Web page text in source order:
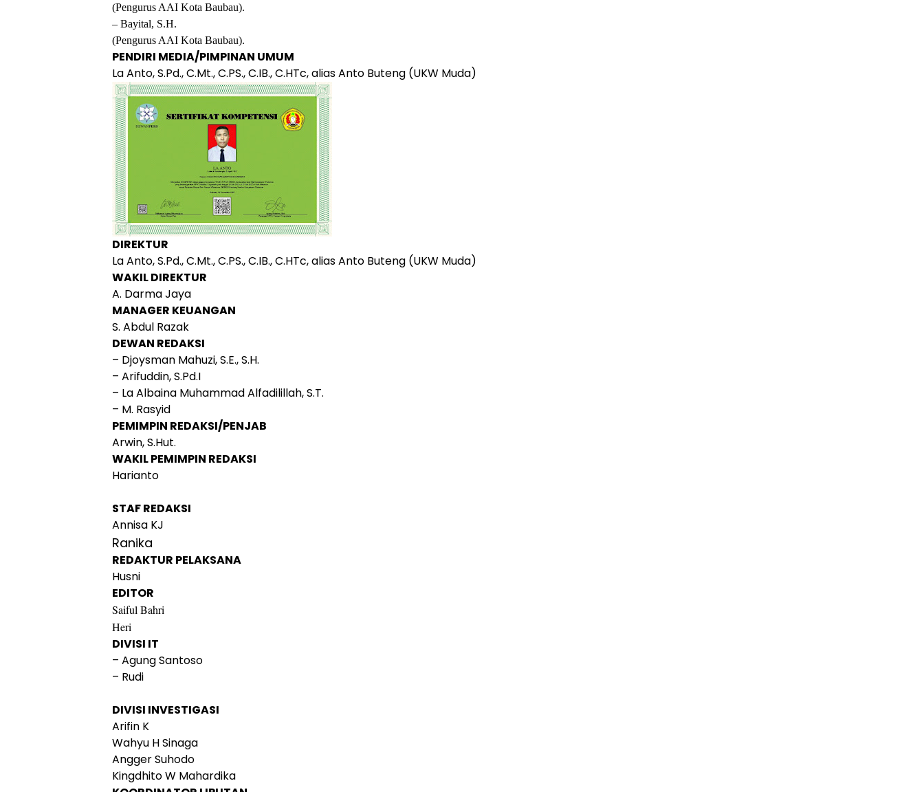
(Pengurus AAI Kota Baubau).
– Bayital, S.H.
(Pengurus AAI Kota Baubau).
PENDIRI MEDIA/PIMPINAN UMUM
La Anto, S.Pd., C.Mt., C.PS., C.IB., C.HTc, alias Anto Buteng (UKW Muda)
DIREKTUR
La Anto, S.Pd., C.Mt., C.PS., C.IB., C.HTc, alias Anto Buteng (UKW Muda)
WAKIL DIREKTUR
A. Darma Jaya
MANAGER KEUANGAN
S. Abdul Razak
DEWAN REDAKSI
– Djoysman Mahuzi, S.E., S.H.
– Arifuddin, S.Pd.I
– La Albaina Muhammad Alfadilillah, S.T.
– M. Rasyid
PEMIMPIN REDAKSI/PENJAB
Arwin, S.Hut.
WAKIL PEMIMPIN REDAKSI
Harianto
STAF REDAKSI
Annisa KJ
Ranika
REDAKTUR PELAKSANA
Husni
EDITOR
Saiful Bahri
Heri
DIVISI IT
– Agung Santoso
– Rudi
DIVISI INVESTIGASI
Arifin K
Wahyu H Sinaga
Angger Suhodo
Kingdhito W Mahardika